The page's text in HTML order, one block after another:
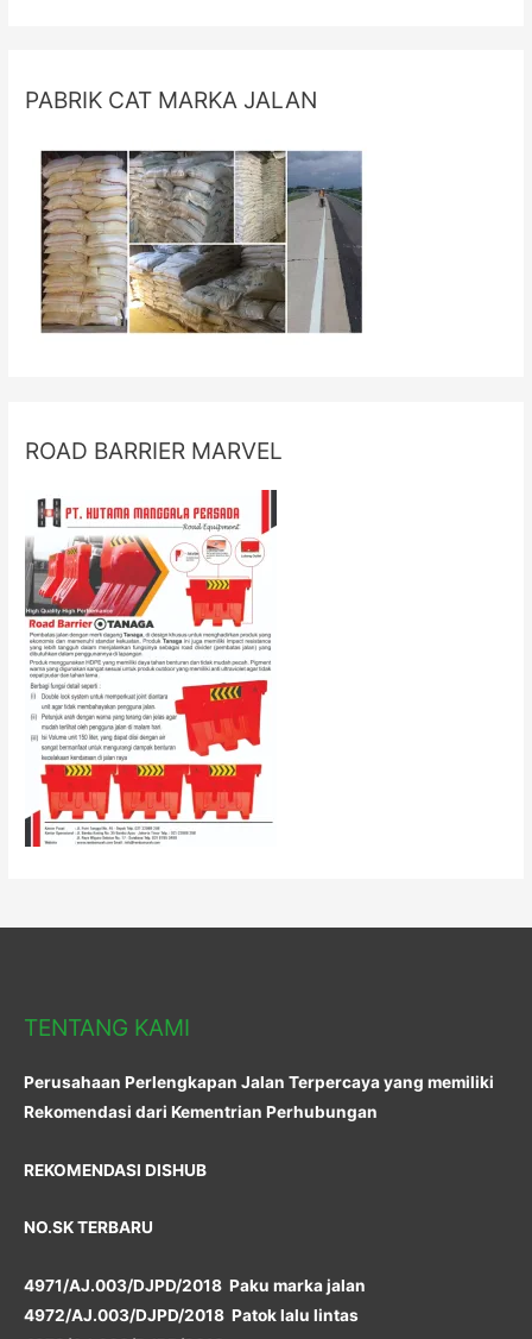
PABRIK CAT MARKA JALAN
ROAD BARRIER MARVEL
TENTANG KAMI
Perusahaan Perlengkapan Jalan Terpercaya yang memiliki
Rekomendasi dari Kementrian Perhubungan
REKOMENDASI DISHUB
NO.SK TERBARU
4971/AJ.003/DJPD/2018 Paku marka jalan
4972/AJ.003/DJPD/2018 Patok lalu lintas